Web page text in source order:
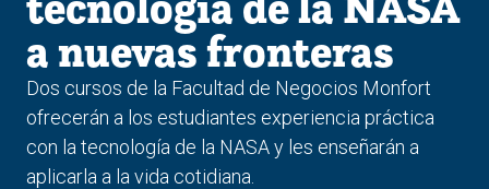
a nuevas fronteras
Dos cursos de la Facultad de Negocios Monfort
ofrecerán a los estudiantes experiencia práctica
con la tecnología de la NASA y les enseñarán a
aplicarla a la vida cotidiana.